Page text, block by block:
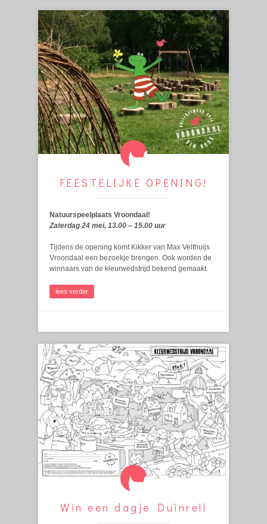
FEESTELIJKE OPENING!
Natuurspeelplaats Vroondaal!
Zaterdag 24 mei, 13.00 – 15.00 uur
Tijdens de opening komt Kikker van Max Velthuijs
Vroondaal een bezoekje brengen. Ook worden de
winnaars van de kleurwedstrijd bekend gemaakt.
lees verder
Win een dagje Duinrell